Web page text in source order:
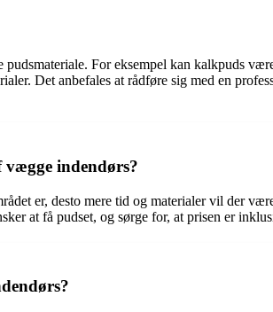
For eksempel kan kalkpuds
Det anbefales at rådføre sig med en
indendørs?
er, desto mere tid og materialer vil der
at få pudset, og sørge for, at prisen er